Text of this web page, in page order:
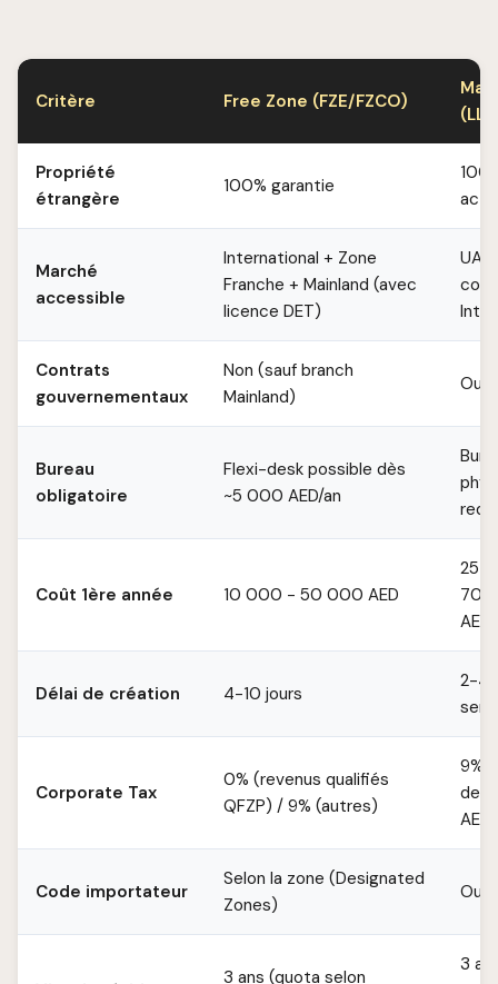
Critère Free Zone (FZE/FZCO)
Propriété
étrangère
100% garantie
Marché
accessible
International + Zone
Franche + Mainland (avec
licence DET)
UAE
Contrats
gouvernementaux
Non (sauf branch
Mainland)
Oui
Bureau
obligatoire
Flexi-desk possible dès
~5 000 AED/an
Coût 1ère année 10 000 - 50 000 AED
25
70
AED
Délai de création 4-10 jours
2-4
Corporate Tax
0% (revenus qualifiés
QFZP) / 9% (autres)
9%
de
AED
Code importateur
Selon la zone (Designated
Zones)
Oui
3 ans (quota selon
3